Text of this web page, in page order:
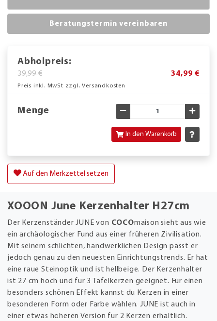
Beratungstermin vereinbaren
Abholpreis:
39,99 € 34,99 €
Preis inkl. MwSt zzgl. Versandkosten
Menge Gewünschte Menge
In den Warenkorb
Auf den Merkzettel setzen
XOOON June Kerzenhalter H27cm
Der Kerzenständer JUNE von COCOmaison sieht aus wie
ein archäologischer Fund aus einer früheren Zivilisation.
Mit seinem schlichten, handwerklichen Design passt er
jedoch genau zu den neuesten Einrichtungstrends. Er hat
eine raue Steinoptik und ist hellbeige. Der Kerzenhalter
ist 27 cm hoch und für 3 Tafelkerzen geeignet. Für einen
besonders schönen Effekt kannst du Kerzen in einer
besonderen Form oder Farbe wählen. JUNE ist auch in
einer etwas höheren Version für 2 Kerzen erhältlich.